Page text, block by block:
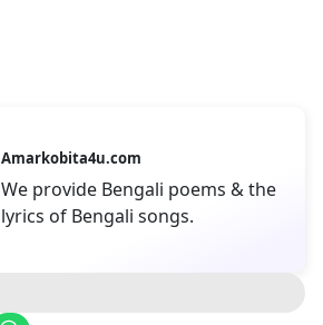
Amarkobita4u.com
We provide Bengali poems & the
lyrics of Bengali songs.